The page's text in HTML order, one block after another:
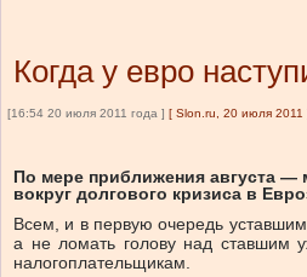
Когда у евро
[16:54 20 июля 2011 года ] [ Slon.ru, 20 июля 2011
По мере приближения августа —
вокруг долгового кризиса в
Всем, и в первую очередь уставшим
а не ломать голову над ставшим
налогоплательщикам.